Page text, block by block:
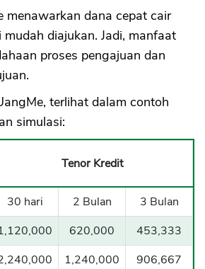
menawarkan dana cepat cair
diajukan. Jadi, manfaat
proses pengajuan dan
terlihat dalam contoh
simulasi:
Tenor Kredit
30 hari 2 Bulan
3 Bulan
620,000
453,333
1,240,000
906,667